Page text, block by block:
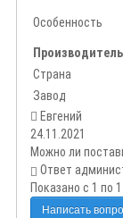
Особенность
Производитель
Страна
Завод
Евгений
24.11.2021
Можно ли
Ответ
Показано с 1 по
Написать